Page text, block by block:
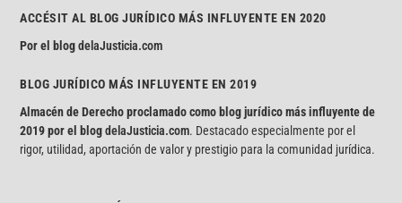
ACCÉSIT AL BLOG JURÍDICO MÁS INFLUYENTE EN 2020
Por el blogdelaJusticia.com
BLOG JURÍDICO MÁS INFLUYENTE EN 2019
Almacén de Derecho proclamado como blog jurídico más influyente de
2019 por el blogdelaJusticia.com. Destacado especialmente por el
rigor, utilidad, aportación de valor y prestigio para la comunidad jurídica.